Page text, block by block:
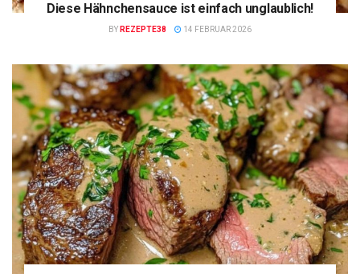
Diese Hähnchensauce ist einfach unglaublich!
BY REZEPTE38 14 FEBRUAR 2026